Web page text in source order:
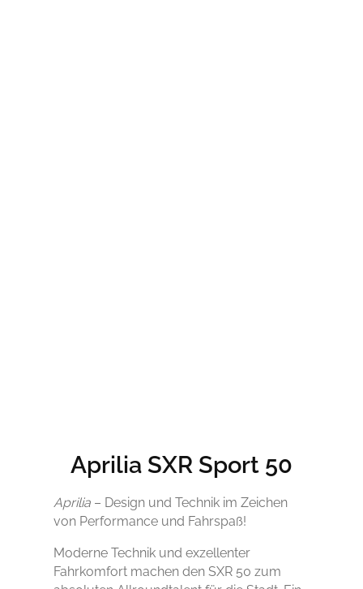
Aprilia SXR Sport 50
Aprilia– Design und Technik im Zeichen
von Performance und Fahrspaß!
Moderne Technik und exzellenter
Fahrkomfort machen den SXR 50 zum